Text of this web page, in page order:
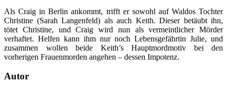
Als Craig in Berlin ankommt, trifft er sowohl auf Waldos Tochter
Christine (Sarah Langenfeld) als auch Keith. Dieser betäubt ihn,
tötet Christine, und Craig wird nun als vermeintlicher Mörder
verhaftet. Helfen kann ihm nur noch Lebensgefährtin Julie, und
zusammen wollen beide Keith’s Hauptmordmotiv bei den
vorherigen Frauenmorden angehen – dessen Impotenz.
Autor